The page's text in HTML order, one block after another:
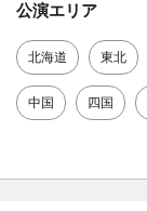
公演エリア
北海道 東北
中国 四国